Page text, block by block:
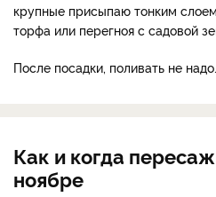
крупные присыпаю тонким
торфа или перегноя с садовой
После посадки, поливать не надо.
Как и когда
ноябре